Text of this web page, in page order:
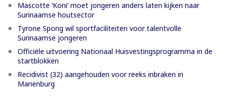
Mascotte ‘Koni’ moet jongeren anders laten kijken naar
Surinaamse houtsector
Tyrone Spong wil sportfaciliteiten voor talentvolle
Surinaamse jongeren
Officiële uitvoering Nationaal Huisvestingsprogramma in de
startblokken
Recidivist (32) aangehouden voor reeks inbraken in
Marienburg